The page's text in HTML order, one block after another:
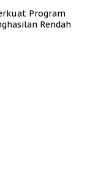
Program
Rendah